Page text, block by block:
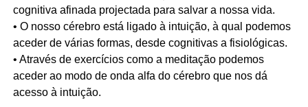
cognitiva afinada projectada para salvar a nossa vida.
• O nosso cérebro está ligado à intuição, à qual podemos
aceder de várias formas, desde cognitivas a fisiológicas.
• Através de exercícios como a meditação podemos
aceder ao modo de onda alfa do cérebro que nos dá
acesso à intuição.